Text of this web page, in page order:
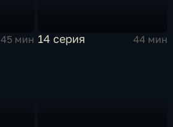
45 мин 14 серия 44 мин